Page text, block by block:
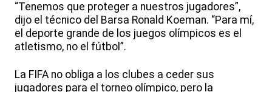
“Tenemos que proteger a nuestros jugadores”,
dijo el técnico del Barsa Ronald Koeman. “Para mí,
el deporte grande de los juegos olímpicos es el
atletismo, no el fútbol”.
La FIFA no obliga a los clubes a ceder sus
jugadores para el torneo olímpico, pero la